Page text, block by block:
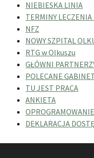
NIEBIESKA LINIA
TERMINY LECZENIA
NFZ
NOWY SZPITAL
RTG w Olkuszu
GŁÓWNI
POLECANE
TU JEST PRACA
ANKIETA
DEKLARACJA